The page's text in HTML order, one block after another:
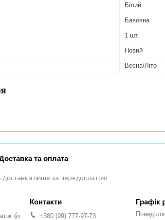
Білий
Бавовна
1 шт.
Новий
Весна/Літо
та оплата
Доставка лише за передоплатою
👍
+380 (99) 777-97-73
Графік